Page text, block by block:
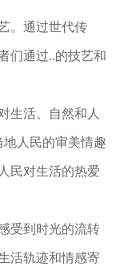
。通过世代传
们通过..的技艺和
生活、自然和人
人民的审美情趣
民对生活的热爱
受到时光的流转
活轨迹和情感寄